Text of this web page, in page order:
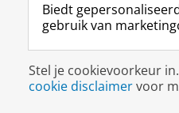
Over ons
Disclaimer &
Biedt
gebruik van
Stel je cookievoorkeur
cookie disclaimervoor